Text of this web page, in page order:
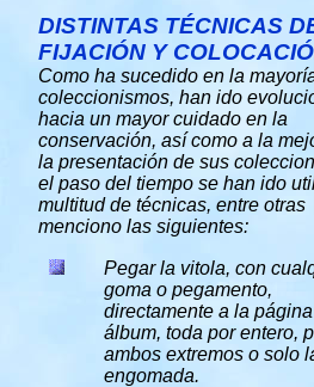
DISTINTAS TÉCNICAS
FIJACIÓN Y
Como ha sucedido en la
coleccionismos, han ido
hacia un mayor cuidado en la
conservación, así como a la
la presentación de sus
el paso del tiempo se han ido
multitud de técnicas, entre otras
menciono las siguientes:
Pegar la vitola, con
goma o pegamento,
directamente a la
álbum, toda por entero,
ambos extremos o solo
engomada.